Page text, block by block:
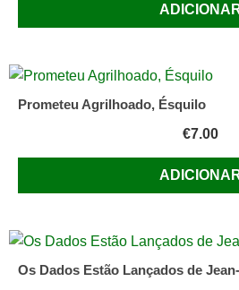
Prometeu Agrilhoado, Ésquilo
€7.00
Os Dados Estão Lançados de